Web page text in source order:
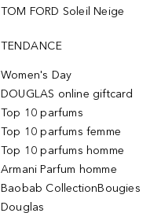
TOM FORD Soleil Neige
TENDANCE
Women's Day
DOUGLAS online giftcard
Top 10 parfums
Top 10 parfums femme
Top 10 parfums homme
Armani Parfum homme
Baobab CollectionBougies
Douglas